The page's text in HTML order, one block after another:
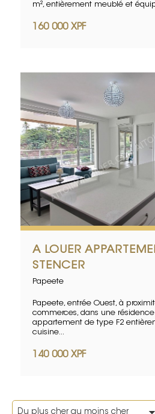
m², entièrement meublé et
160 000 XPF
A LOUER
STENCER
Papeete
Papeete, entrée Ouest, à
commerces, dans une résidence
appartement de type F2
cuisine...
140 000 XPF